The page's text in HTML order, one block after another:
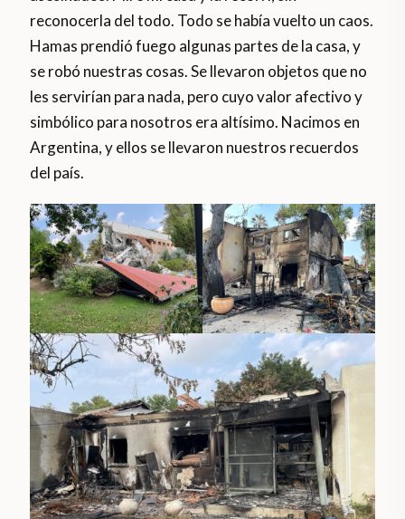
reconocerla del todo. Todo se había vuelto un caos.
Hamas prendió fuego algunas partes de la casa, y
se robó nuestras cosas. Se llevaron objetos que no
les servirían para nada, pero cuyo valor afectivo y
simbólico para nosotros era altísimo. Nacimos en
Argentina, y ellos se llevaron nuestros recuerdos
del país.